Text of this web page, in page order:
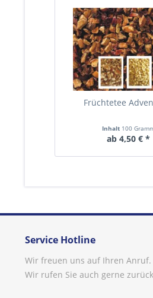
Früchtetee
Inhalt 100
ab 4,50 € *
Service Hotline
Wir freuen uns auf Ihren Anruf.
Wir rufen Sie auch gerne